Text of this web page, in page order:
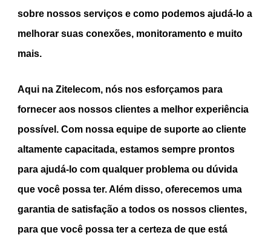
sobre nossos serviços e como podemos ajudá-lo a
melhorar suas conexões, monitoramento e muito
mais.
Aqui na Zitelecom, nós nos esforçamos para
fornecer aos nossos clientes a melhor experiência
possível. Com nossa equipe de suporte ao cliente
altamente capacitada, estamos sempre prontos
para ajudá-lo com qualquer problema ou dúvida
que você possa ter. Além disso, oferecemos uma
garantia de satisfação a todos os nossos clientes,
para que você possa ter a certeza de que está